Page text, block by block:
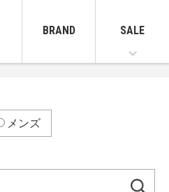
BRAND SALE
メンズ